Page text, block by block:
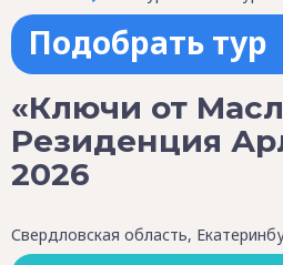
Подобрать тур
«Ключи от
Резиденция
2026
Свердловская область,